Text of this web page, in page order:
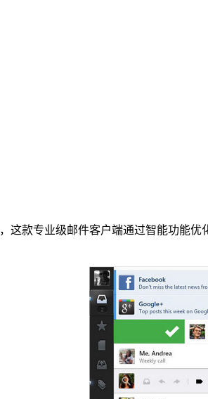
，这款专业级邮件客户端通过智能功能